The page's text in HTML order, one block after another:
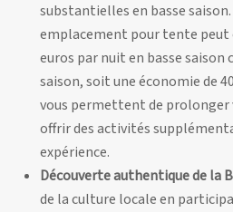
substantielles en basse
emplacement pour tente peut
euros par nuit en basse saison
saison, soit une économie de
vous permettent de prolonger
offrir des activités
expérience.
Découverte authentique de la
de la culture locale en